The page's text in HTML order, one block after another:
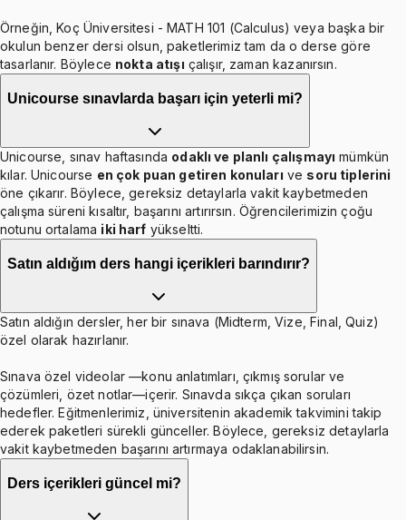
Örneğin, Koç Üniversitesi - MATH 101 (Calculus) veya başka bir
okulun benzer dersi olsun, paketlerimiz tam da o derse göre
tasarlanır. Böylece nokta atışı çalışır, zaman kazanırsın.
Unicourse sınavlarda başarı için yeterli mi?
Unicourse, sınav haftasında odaklı ve planlı çalışmayı mümkün
kılar. Unicourse en çok puan getiren konuları ve soru tiplerini
öne çıkarır. Böylece, gereksiz detaylarla vakit kaybetmeden
çalışma süreni kısaltır, başarını artırırsın. Öğrencilerimizin çoğu
notunu ortalama iki harf yükseltti.
Satın aldığım ders hangi içerikleri barındırır?
Satın aldığın dersler, her bir sınava (Midterm, Vize, Final, Quiz)
özel olarak hazırlanır.
Sınava özel videolar —konu anlatımları, çıkmış sorular ve
çözümleri, özet notlar—içerir. Sınavda sıkça çıkan soruları
hedefler. Eğitmenlerimiz, üniversitenin akademik takvimini takip
ederek paketleri sürekli günceller. Böylece, gereksiz detaylarla
vakit kaybetmeden başarını artırmaya odaklanabilirsin.
Ders içerikleri güncel mi?